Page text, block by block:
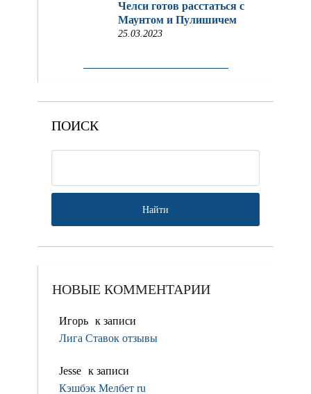
Челси готов расстаться с
Маунтом и Пулишичем
25.03.2023
ПОИСК
НОВЫЕ КОММЕНТАРИИ
Игорь к записи
Лига Ставок отзывы
Jesse к записи
Кэшбэк Мелбет ru